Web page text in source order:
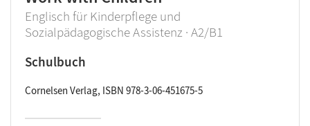
Englisch für Kinderpflege und
Sozialpädagogische Assistenz · A2/B1
Schulbuch
Cornelsen Verlag, ISBN 978-3-06-451675-5